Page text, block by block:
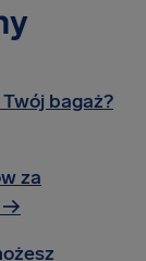
bagaż?
za
→